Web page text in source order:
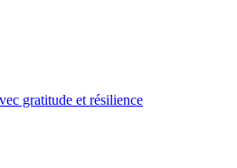
gratitude et résilience